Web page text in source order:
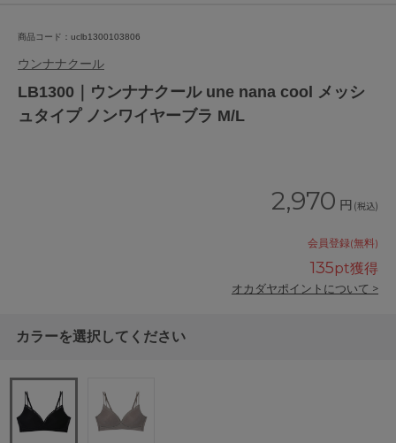
商品コード：uclb1300103806
ウンナナクール
LB1300｜ウンナナクール une nana cool メッシ
ュタイプ ノンワイヤーブラ M/L
2,970 円 (税込)
会員登録(無料)
135pt獲得
オカダヤポイントについて >
カラーを選択してください